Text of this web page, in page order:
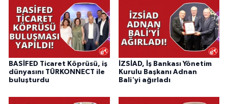
BASİFED Ticaret Köprüsü, iş
dünyasını TÜRKONNECT ile
buluşturdu
İZSİAD, İş Bankası Yönetim
Kurulu Başkanı Adnan
Bali'yi ağırladı